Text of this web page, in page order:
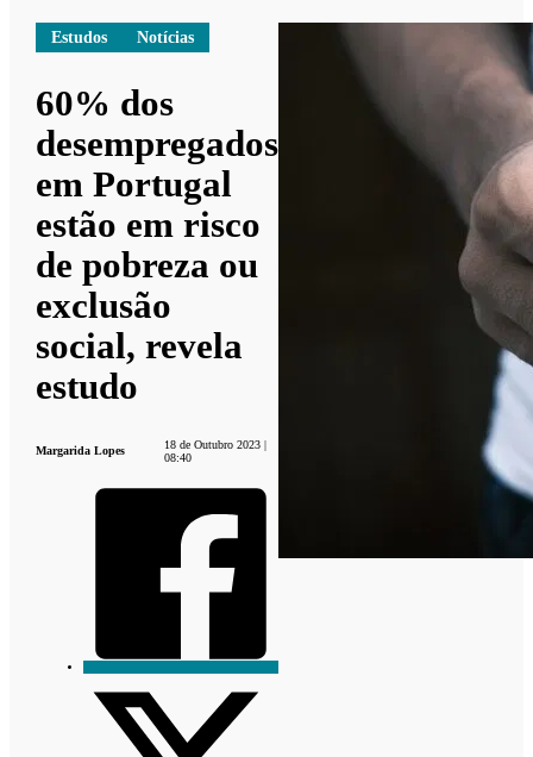
Estudos Notícias
60% dos
desempregados
em Portugal
estão em risco
de pobreza ou
exclusão
social, revela
estudo
Margarida Lopes
18 de Outubro 2023 |
08:40